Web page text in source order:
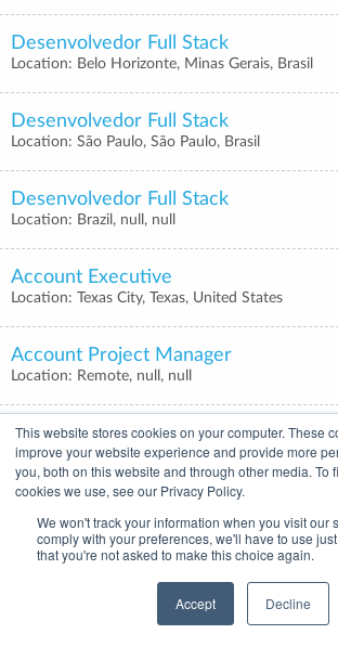
This website stores cookies on your computer. These
improve your website experience and provide more
you, both on this website and through other media. To
cookies we use, see our Privacy Policy.
We won't track your information when you visit our
comply with your preferences, we'll have to use
that you're not asked to make this choice again.
Accept Decline
Desenvolvedor Full Stack
Location: Belo Horizonte, Minas Gerais, Brasil
Desenvolvedor Full Stack
Location: São Paulo, São Paulo, Brasil
Desenvolvedor Full Stack
Location: Brazil, null, null
Account Executive
Location: Texas City, Texas, United States
Account Project Manager
Location: Remote, null, null
Account Executive
Location: Devers, Texas, United States
Location: Atlanta, null, null
Account Executive
Location: Missouri , null, null